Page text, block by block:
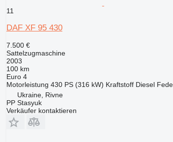
11
DAF XF 95 430
7.500 €
Sattelzugmaschine
2003
100 km
Euro 4
Motorleistung 430 PS (316 kW) Kraftstoff Diesel
Ukraine, Rivne
PP Stasyuk
Verkäufer kontaktieren